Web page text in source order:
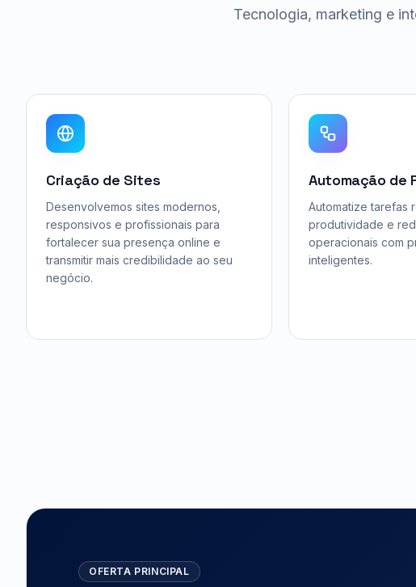
Tecnologia, marketing e
Criação de Sites
Desenvolvemos sites modernos,
responsivos e profissionais para
fortalecer sua presença online e
transmitir mais credibilidade ao seu
negócio.
Automação de
Automatize tarefas
produtividade e
operacionais com
inteligentes.
OFERTA PRINCIPAL